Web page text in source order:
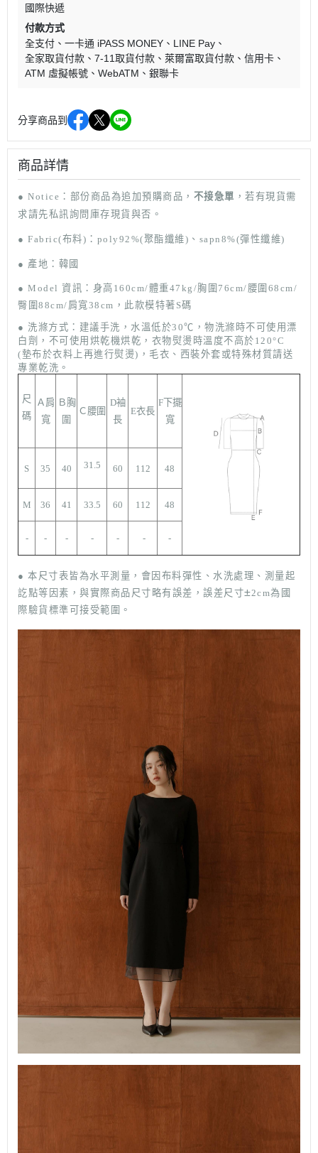
國際快遞
付款方式
全支付
一卡通 iPASS MONEY
LINE Pay
全家取貨付款
7-11取貨付款 萊爾富取貨付款
信用卡
ATM 虛擬帳號
WebATM 銀聯卡
分享商品到
商品詳情
● Notice ：部份商品為追加預購商品， 不接急單 ，若有現貨需
求請先私訊詢問庫存現貨與否。
● Fabric(布料)：poly92%(聚酯纖維)、sapn8%(彈性纖維)
● 產地：韓國
● Model 資訊：身高160cm/體重47kg/胸圍76cm/腰圍68cm/
臀圍88cm/肩寬38cm，此款模特著S碼
● 洗滌方式： 建議手洗，水溫低於30℃ ， 物洗滌時不可使用漂
白劑，不可使用烘乾機烘乾，衣物熨燙時溫度不高於120°C
(墊布於衣料上再進行熨 燙)，毛衣、西裝外套或特殊材質請送
專業乾洗。
尺
碼
Ａ肩
寬
Ｂ胸
圍
Ｃ腰圍
D袖
長
E衣長
F下擺
寬
S 35 40 31.5 60 112 48
M 36 41 33.5 60 112 48
- - - - - - -
● 本尺寸表皆為水平測量，會因布料彈性、水洗處理、測量起
訖點等因素，與實際商品尺寸略有誤差，誤差尺寸±2cm為國
際驗貨標準可接受範圍。